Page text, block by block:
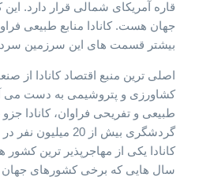
قاره آمریکای شمالی قرار دارد.
جهان هست. کانادا منابع طبیعی
بیشتر قسمت های این سرزمین
اصلی ترین منبع اقتصاد کانادا
کشاورزی و پتروشیمی به دست می
گردشگری بیش از 20
کانادا یکی از مهاجرپذیر ترین
سال هایی که برخی کشورهای جهان